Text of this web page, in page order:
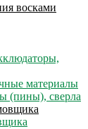
восками
материалы
(пины), сверла